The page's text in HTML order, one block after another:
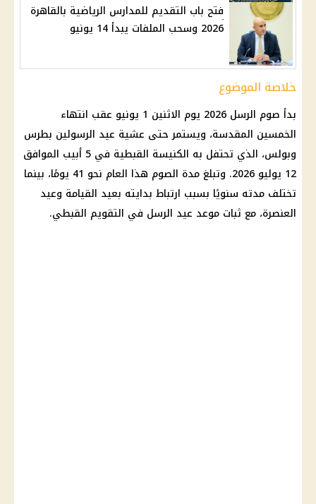
فتح باب التقديم للمدارس الرياضية بالقاهرة
2026 وسحب الملفات يبدأ 14 يونيو
خلاصة الموضوع
بدأ صوم الرسل 2026 يوم الاثنين 1 يونيو عقب انتهاء
الخمسين المقدسة، ويستمر حتى عشية عيد الرسولين بطرس
وبولس، الذي تحتفل به الكنيسة القبطية في 5 أبيب الموافق
12 يوليو 2026. وتبلغ مدة الصوم هذا العام نحو 41 يومًا، بينما
تختلف مدته سنويًا بسبب ارتباط بدايته بعيد القيامة وعيد
العنصرة، مع ثبات موعد عيد الرسل في التقويم القبطي.